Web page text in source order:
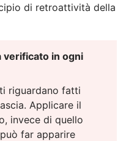
di retroattività della
in ogni
riguardano fatti
Applicare il
invece di quello
far apparire